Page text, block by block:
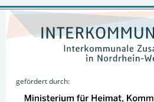
gefördert durch: